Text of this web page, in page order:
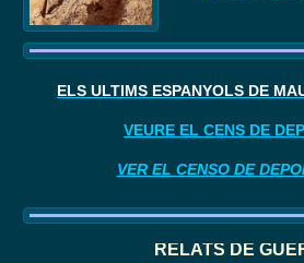
ELS ÚLTIMS ESPANYOLS DE
VEURE EL CENS DE
VER EL CENSO DE
RELATS DE